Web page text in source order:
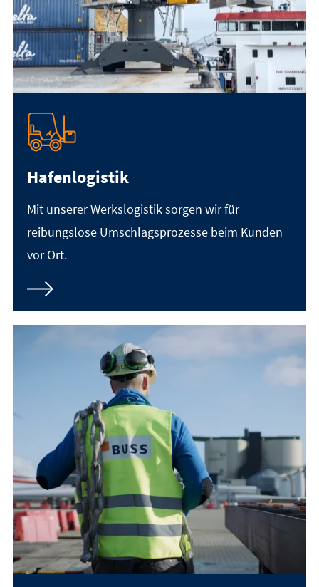
Hafenlogistik
Mit unserer Werkslogistik sorgen wir für
reibungslose Umschlagsprozesse beim Kunden
vor Ort.